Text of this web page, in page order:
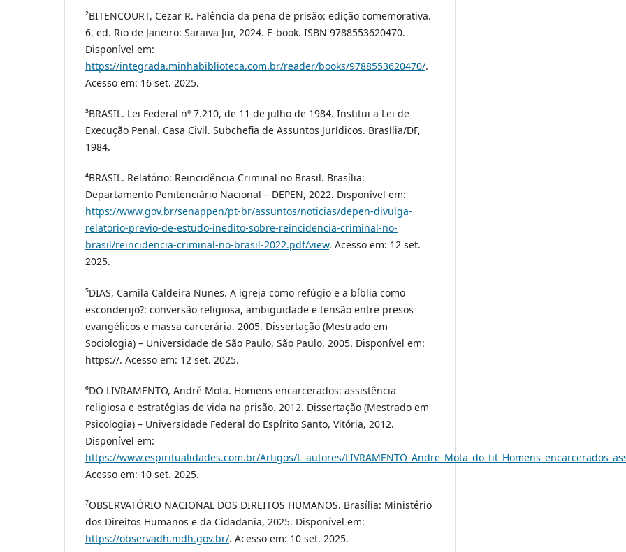
²BITENCOURT, Cezar R. Falência da pena de prisão: edição comemorativa.
6. ed. Rio de Janeiro: Saraiva Jur, 2024. E-book. ISBN 9788553620470.
Disponível em:
https://integrada.minhabiblioteca.com.br/reader/books/9788553620470/.
Acesso em: 16 set. 2025.
³BRASIL. Lei Federal nº 7.210, de 11 de julho de 1984. Institui a Lei de
Execução Penal. Casa Civil. Subchefia de Assuntos Jurídicos. Brasília/DF,
1984.
⁴BRASIL. Relatório: Reincidência Criminal no Brasil. Brasília:
Departamento Penitenciário Nacional – DEPEN, 2022. Disponível em:
https://www.gov.br/senappen/pt-br/assuntos/noticias/depen-divulga-
relatorio-previo-de-estudo-inedito-sobre-reincidencia-criminal-no-
brasil/reincidencia-criminal-no-brasil-2022.pdf/view. Acesso em: 12 set.
2025.
⁵DIAS, Camila Caldeira Nunes. A igreja como refúgio e a bíblia como
esconderijo?: conversão religiosa, ambiguidade e tensão entre presos
evangélicos e massa carcerária. 2005. Dissertação (Mestrado em
Sociologia) – Universidade de São Paulo, São Paulo, 2005. Disponível em:
https://. Acesso em: 12 set. 2025.
⁶DO LIVRAMENTO, André Mota. Homens encarcerados: assistência
religiosa e estratégias de vida na prisão. 2012. Dissertação (Mestrado em
Psicologia) – Universidade Federal do Espírito Santo, Vitória, 2012.
Disponível em:
https://www.espiritualidades.com.br/Artigos/L_autores/
Acesso em: 10 set. 2025.
⁷OBSERVATÓRIO NACIONAL DOS DIREITOS HUMANOS. Brasília: Ministério
dos Direitos Humanos e da Cidadania, 2025. Disponível em:
https://observadh.mdh.gov.br/. Acesso em: 10 set. 2025.